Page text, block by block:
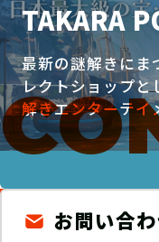
TAKARA
最新の謎解きにま
レクトショップと
解きエンターテイ
お問い合